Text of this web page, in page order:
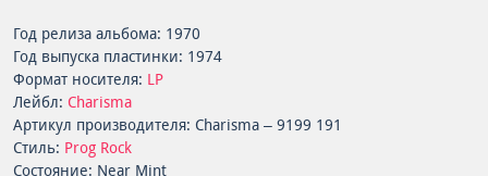
Год релиза альбома: 1970
Год выпуска пластинки: 1974
Формат носителя: LP
Лейбл: Charisma
Артикул производителя: Charisma – 9199 191
Стиль: Prog Rock
Состояние: Near Mint